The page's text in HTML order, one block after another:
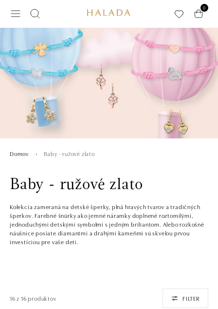
0
Domov Baby - ružové zlato
Baby - ružové zlato
Kolekcia zameraná na detské šperky, plná hravých tvarov a tradičných
šperkov. Farebné šnúrky ako jemné náramky doplnené roztomilými,
jednoduchými detskými symbolmi s jedným briliantom. Alebo rozkošné
náušnice posiate diamantmi a drahými kameňmi sú skvelou prvou
investíciou pre vaše deti.
16 z 16 produktov FILTER